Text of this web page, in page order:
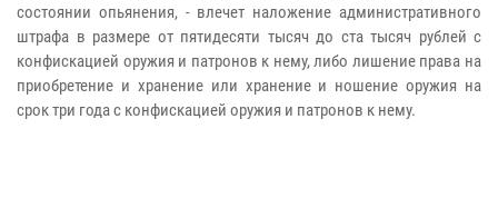
состоянии опьянения, - влечет наложение административного
штрафа в размере от пятидесяти тысяч до ста тысяч рублей с
конфискацией оружия и патронов к нему, либо лишение права на
приобретение и хранение или хранение и ношение оружия на
срок три года с конфискацией оружия и патронов к нему.